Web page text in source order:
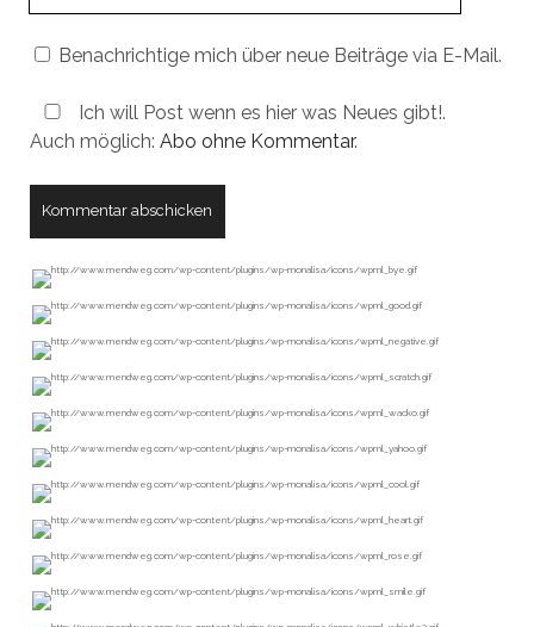
Benachrichtige mich über neue Beiträge via E-Mail.
Ich will Post wenn es hier was Neues gibt!.
Auch möglich: Abo ohne Kommentar.